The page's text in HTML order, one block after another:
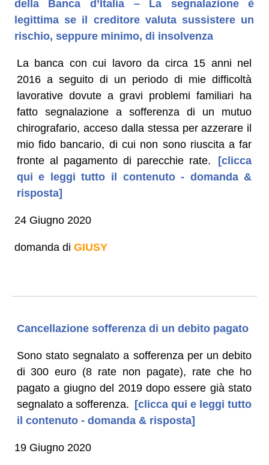
della Banca d’Italia – La segnalazione è
legittima se il creditore valuta sussistere un
rischio, seppure minimo, di insolvenza
La banca con cui lavoro da circa 15 anni nel
2016 a seguito di un periodo di mie difficoltà
lavorative dovute a gravi problemi familiari ha
fatto segnalazione a sofferenza di un mutuo
chirografario, acceso dalla stessa per azzerare il
mio fido bancario, di cui non sono riuscita a far
fronte al pagamento di parecchie rate.
[clicca
qui e leggi tutto il contenuto - domanda &
risposta]
24 Giugno 2020
domanda di GIUSY
Cancellazione sofferenza di un debito pagato
Sono stato segnalato a sofferenza per un debito
di 300 euro (8 rate non pagate), rate che ho
pagato a giugno del 2019 dopo essere già stato
segnalato a sofferenza. [clicca qui e leggi tutto
il contenuto - domanda & risposta]
19 Giugno 2020